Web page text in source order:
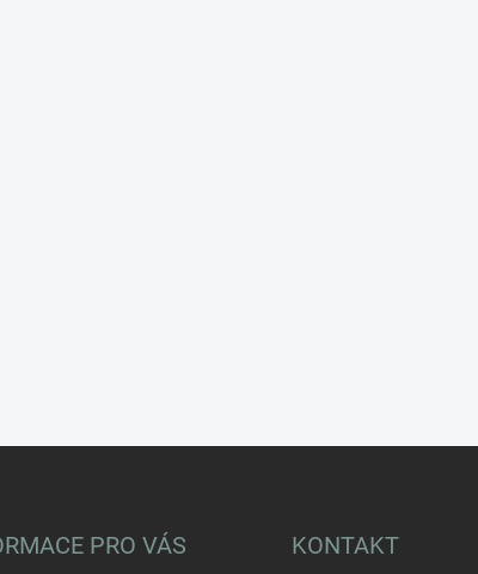
PRO VÁS KONTAKT